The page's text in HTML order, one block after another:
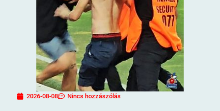
2026-08-08 Nincs hozzászólás